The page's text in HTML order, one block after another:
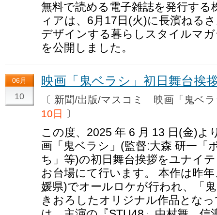
無料で読める電子雑誌を発行す
ィアは、6月17日(火)に長濱ねる
デザインする暮らしスタイルマ
を公開しました。
06月
10
映画「鬼ベラシ」初日舞台挨
〔 新聞/出版/マスコミ 映画「鬼ベ
10日
〕
この度、2025 年 6 月 13 日(金)よ
画「鬼ベラシ」(監督:大森 研一「
ち」等)の初日舞台挨拶をユナイ
お台場にて行います。 本作は昨
媛県)でオールロケが行われ、「
きおろしたオリジナル作品とな